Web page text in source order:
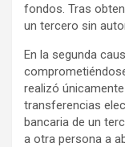
fondos. Tras
un tercero sin
En la segunda
realizó
transferencias
bancaria de un
a otra persona a